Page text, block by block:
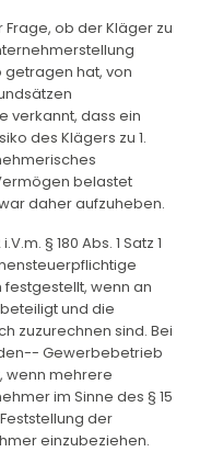
Frage, ob der Kläger zu
hat, von
verkannt, dass ein
des Klägers zu 1.
belastet
daher aufzuheben.
§ 180 Abs. 1 Satz 1
wenn an
und die
zuzurechnen sind. Bei
Gewerbebetrieb
wenn mehrere
im Sinne des § 15
Feststellung der
einzubeziehen.